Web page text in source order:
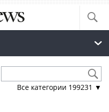
Все категории 199231 ▼